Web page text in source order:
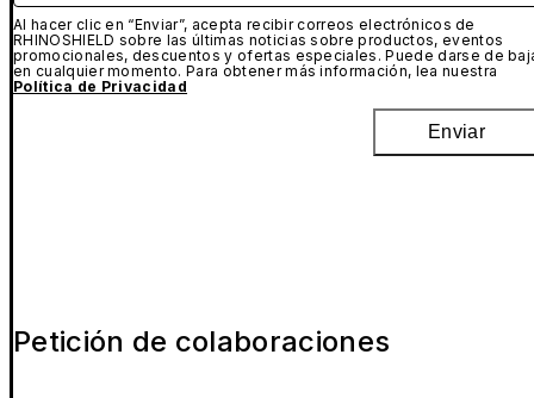
Al hacer clic en “Enviar”, acepta recibir correos electrónicos de
RHINOSHIELD sobre las últimas noticias sobre productos, eventos
promocionales, descuentos y ofertas especiales. Puede darse de
en cualquier momento. Para obtener más información, lea nuestra
Política de Privacidad
Enviar
Petición de colaboraciones